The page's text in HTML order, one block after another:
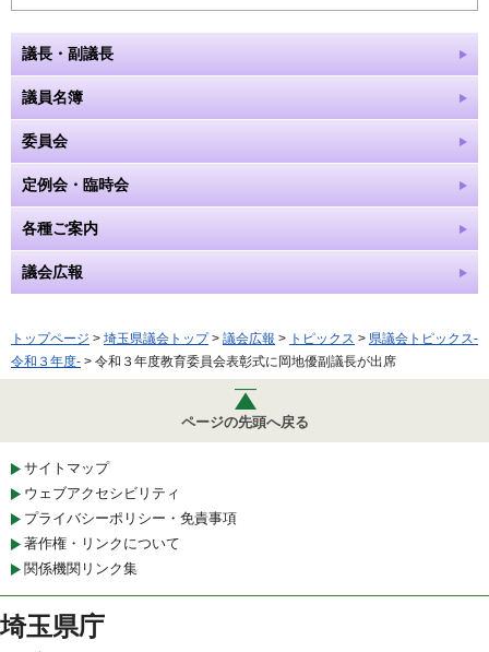
議長・副議長
議員名簿
委員会
定例会・臨時会
各種ご案内
議会広報
トップページ > 埼玉県議会トップ> 議会広報 > トピックス > 県議会トピックス-
令和３年度- > 令和３年度教育委員会表彰式に岡地優副議長が出席
ページの先頭へ戻る
サイトマップ
ウェブアクセシビリティ
プライバシーポリシー・免責事項
著作権・リンクについて
関係機関リンク集
埼玉県庁